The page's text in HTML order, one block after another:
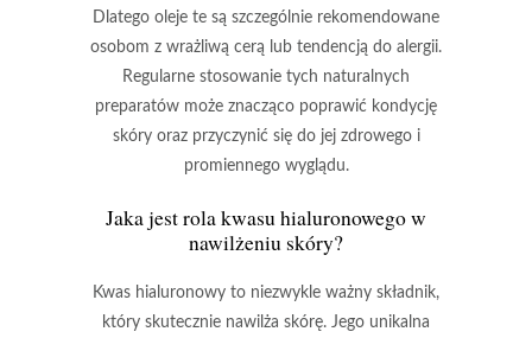
Dlatego oleje te są szczególnie rekomendowane
osobom z wrażliwą cerą lub tendencją do alergii.
Regularne stosowanie tych naturalnych
preparatów może znacząco poprawić kondycję
skóry oraz przyczynić się do jej zdrowego i
promiennego wyglądu.
Jaka jest rola kwasu hialuronowego w
nawilżeniu skóry?
Kwas hialuronowy to niezwykle ważny składnik,
który skutecznie nawilża skórę. Jego unikalna